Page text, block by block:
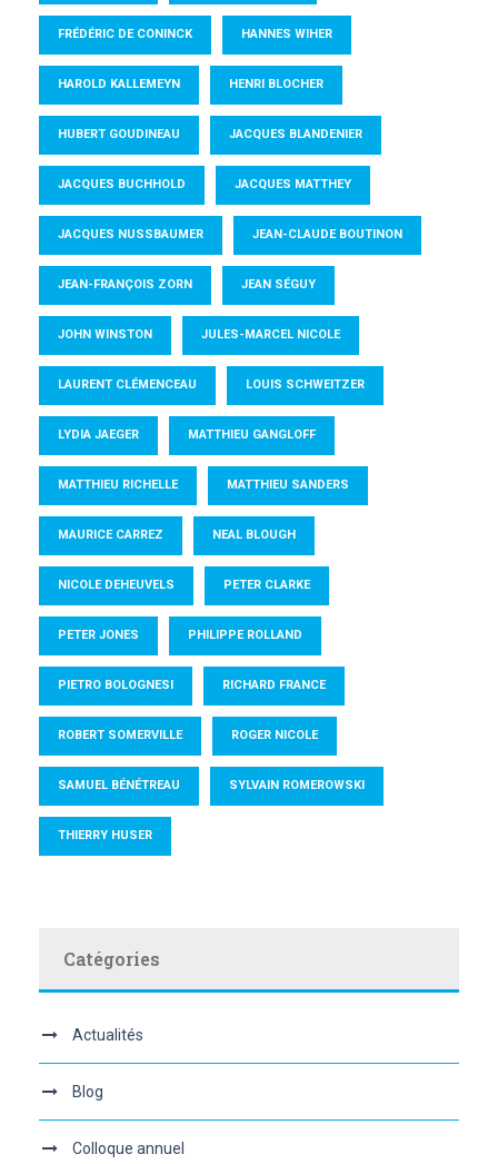
FRÉDÉRIC DE CONINCK HANNES WIHER
HAROLD KALLEMEYN HENRI BLOCHER
HUBERT GOUDINEAU JACQUES BLANDENIER
JACQUES BUCHHOLD JACQUES MATTHEY
JACQUES NUSSBAUMER JEAN-CLAUDE BOUTINON
JEAN-FRANÇOIS ZORN JEAN SÉGUY
JOHN WINSTON JULES-MARCEL NICOLE
LAURENT CLÉMENCEAU LOUIS SCHWEITZER
LYDIA JAEGER MATTHIEU GANGLOFF
MATTHIEU RICHELLE MATTHIEU SANDERS
MAURICE CARREZ NEAL BLOUGH
NICOLE DEHEUVELS PETER CLARKE
PETER JONES PHILIPPE ROLLAND
PIETRO BOLOGNESI RICHARD FRANCE
ROBERT SOMERVILLE ROGER NICOLE
SAMUEL BÉNÉTREAU SYLVAIN ROMEROWSKI
THIERRY HUSER
Catégories
Actualités
Blog
Colloque annuel